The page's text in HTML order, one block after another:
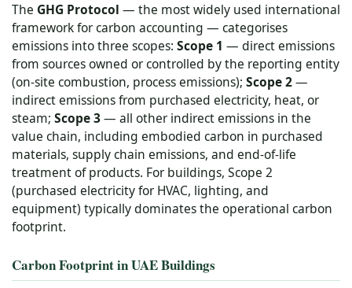
The GHG Protocol — the most widely used international
framework for carbon accounting — categorises
emissions into three scopes: Scope 1 — direct emissions
from sources owned or controlled by the reporting entity
(on-site combustion, process emissions); Scope 2—
indirect emissions from purchased electricity, heat, or
steam; Scope 3— all other indirect emissions in the
value chain, including embodied carbon in purchased
materials, supply chain emissions, and end-of-life
treatment of products. For buildings, Scope 2
(purchased electricity for HVAC, lighting, and
equipment) typically dominates the operational carbon
footprint.
Carbon Footprint in UAE Buildings